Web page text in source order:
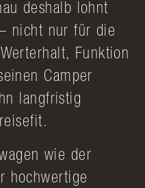
deshalb lohnt
nicht nur für die
Funktion
Camper
langfristig
wie der
hochwertige